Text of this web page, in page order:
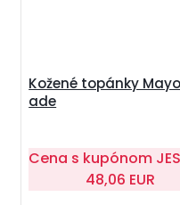
Kožené topánky
ade
Cena s kupónom
48,06 EUR